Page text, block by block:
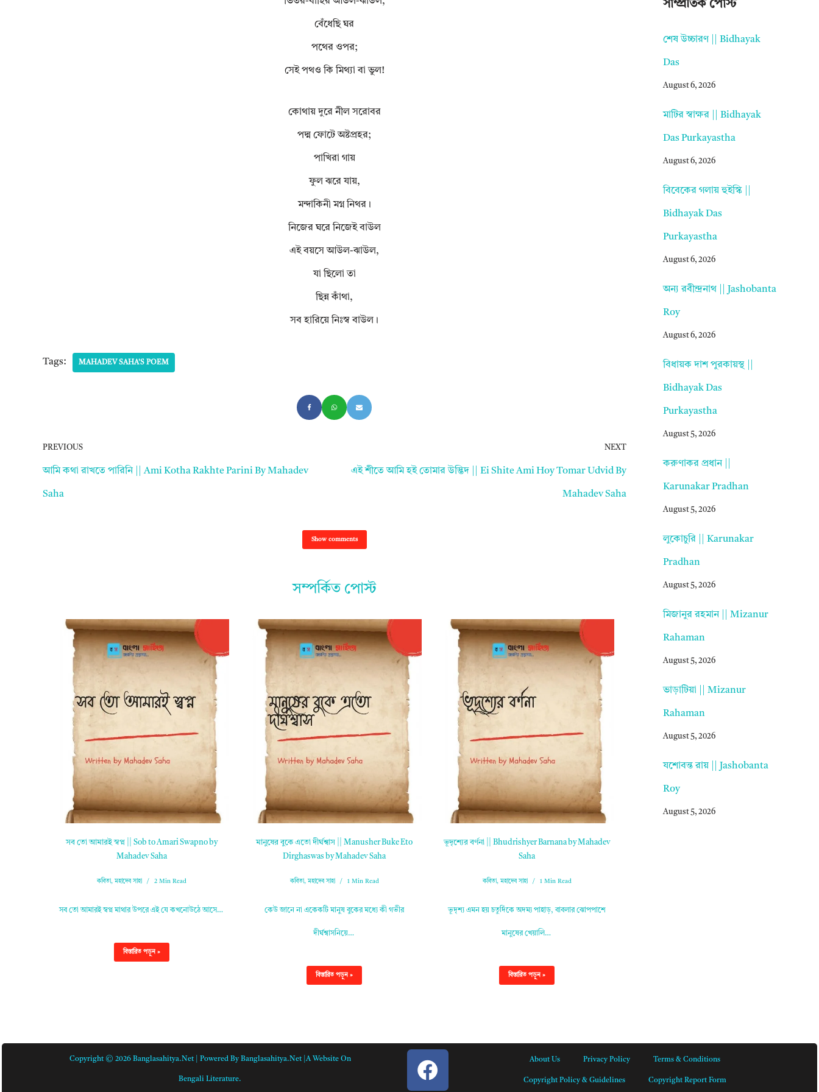
বেঁধেছি ঘর
পথের ওপর;
সেই পথও কি মিথ্যা বা ভুল!
কোথায় দুরে নীল সরোবর
পদ্ম ফোটে অষ্টপ্রহর;
পাখিরা গায়
ফুল ঝরে যায়,
মন্দাকিনী মগ্ন নিথর।
নিজের ঘরে নিজেই বাউল
এই বয়সে আউল-ঝাউল,
যা ছিলো তা
ছিন্ন কাঁথা,
সব হারিয়ে নিঃস্ব বাউল।
Tags: MAHADEV SAHA'S POEM
PREVIOUS
আমি কথা রাখতে পারিনি || Ami Kotha Rakhte Parini By Mahadev
Saha
NEXT
এই শীতে আমি হই তোমার উদ্ভিদ || Ei Shite Ami Hoy Tomar Udvid By
Mahadev Saha
Show comments
সম্পর্কিত পোস্ট
সব তো আমারই স্বপ্ন || Sob to Amari Swapno by
Mahadev Saha
কবিতা,মহাদেব সাহা 2 Min Read
সব তো আমারই স্বপ্ন মাথার উপরে এই যে কখনোউঠে আসে…
বিস্তারিত পড়ুন »
মানুষের বুকে এতো দীর্ঘশ্বাস || Manusher Buke Eto
Dirghaswas by Mahadev Saha
কবিতা,মহাদেব সাহা 1 Min Read
কেউ জানে না একেকটি মানুষ বুকের মধ্যে কী গভীর
দীর্ঘশ্বাসনিয়ে…
বিস্তারিত পড়ুন »
ভূদৃশ্যের বর্ণনা || Bhudrishyer Barnana by Mahadev
Saha
কবিতা,মহাদেব সাহা 1 Min Read
ভূদৃশ্য এমন হয় চতুর্দিকে অদম্য পাহাড়, বাবলার ঝোপপাশে
মানুষের খেয়ালি…
বিস্তারিত পড়ুন »
সাম্প্রতিক পোস্ট
শেষ উচ্চারণ || Bidhayak
Das
August 6, 2026
মাটির স্বাক্ষর || Bidhayak
Das Purkayastha
August 6, 2026
বিবেকের গলায় হুইস্কি ||
Bidhayak Das
Purkayastha
August 6, 2026
অন্য রবীন্দ্রনাথ || Jashobanta
Roy
August 6, 2026
বিধায়ক দাশ পুরকায়স্থ ||
Bidhayak Das
Purkayastha
August 5, 2026
করুণাকর প্রধান ||
Karunakar Pradhan
August 5, 2026
লুকোচুরি || Karunakar
Pradhan
August 5, 2026
মিজানুর রহমান || Mizanur
Rahaman
August 5, 2026
ভাড়াটিয়া || Mizanur
Rahaman
August 5, 2026
যশোবন্ত রায় || Jashobanta
Roy
August 5, 2026
Copyright © 2026 Banglasahitya.net | Powered By Banglasahitya.net |A Website On
Bengali Literature.
About Us Privacy Policy Terms & Conditions
Copyright Policy & Guidelines Copyright Report Form